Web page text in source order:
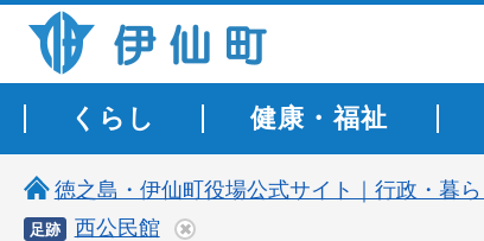
伊仙町 健康・長寿と子宝の町
くらし 健康・福祉
徳之島・伊仙町役場公式サイト｜行政・暮
足跡 西公民館